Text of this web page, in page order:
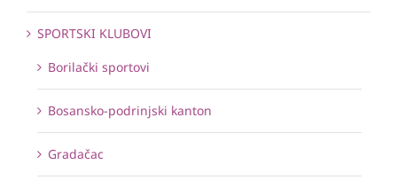
SPORTSKI KLUBOVI
Borilački sportovi
Bosansko-podrinjski kanton
Gradačac